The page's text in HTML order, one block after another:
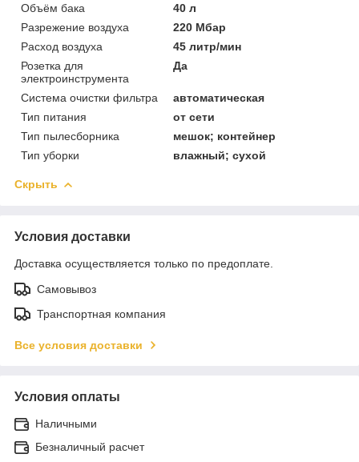
Объём бака
40 л
Разрежение воздуха
220 Мбар
Расход воздуха
45 литр/мин
Розетка для
электроинструмента
Да
Система очистки фильтра
автоматическая
Тип питания
от сети
Тип пылесборника
мешок; контейнер
Тип уборки
влажный; сухой
Скрыть
Условия доставки
Доставка осуществляется только по предоплате.
Самовывоз
Транспортная компания
Все условия доставки
Условия оплаты
Наличными
Безналичный расчет